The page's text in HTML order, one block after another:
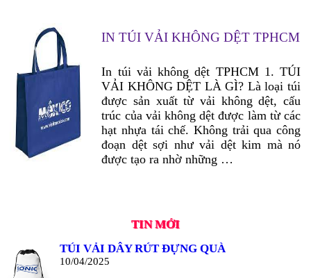
IN TÚI VẢI KHÔNG DỆT TPHCM
In túi vải không dệt TPHCM 1. TÚI
VẢI KHÔNG DỆT LÀ GÌ? Là loại túi
được sản xuất từ vải không dệt, cấu
trúc của vải không dệt được làm từ các
hạt nhựa tái chế. Không trải qua công
đoạn dệt sợi như vải dệt kim mà nó
được tạo ra nhờ những …
TIN MỚI
TÚI VẢI DÂY RÚT ĐỰNG QUÀ
10/04/2025